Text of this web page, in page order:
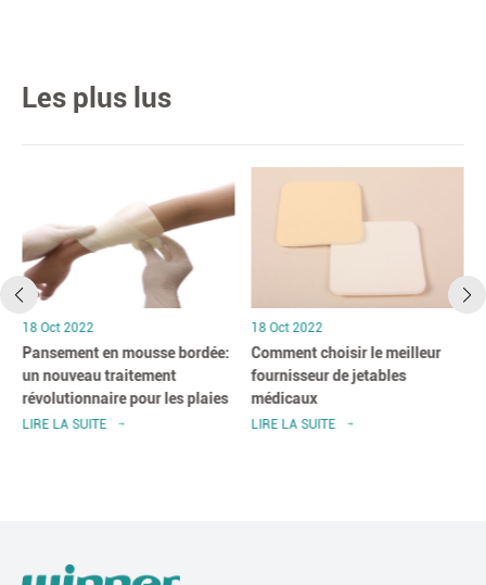
Les plus lus
18 Oct 2022
Pansement en mousse bordée:
un nouveau traitement
révolutionnaire pour les plaies
LIRE LA SUITE
18 Oct 2022
Comment choisir le meilleur
fournisseur de jetables
médicaux
LIRE LA SUITE